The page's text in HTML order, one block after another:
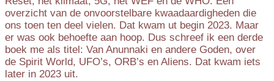
overzicht van de onvoorstelbare kwaadaardigheden die
ons toen ten deel vielen. Dat kwam ut begin 2023. Maar
er was ook behoefte aan hoop. Dus schreef ik een derde
boek me als titel: Van Anunnaki en andere Goden, over
de Spirit World, UFO’s, ORB’s en Aliens. Dat kwam iets
later in 2023 uit.